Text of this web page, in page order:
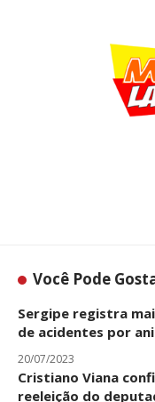
Você Pode
Sergipe registra
de acidentes por
20/07/2023
Cristiano Viana
reeleição do